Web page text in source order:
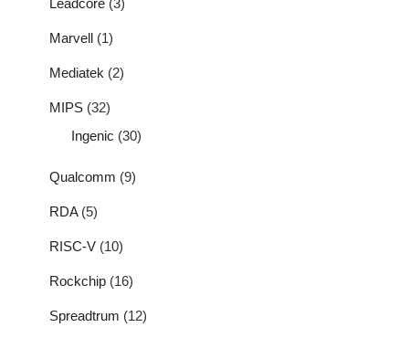
Marvell (1)
Mediatek (2)
MIPS (32)
Ingenic (30)
Qualcomm (9)
RDA(5)
RISC-V (10)
Rockchip (16)
Spreadtrum (12)